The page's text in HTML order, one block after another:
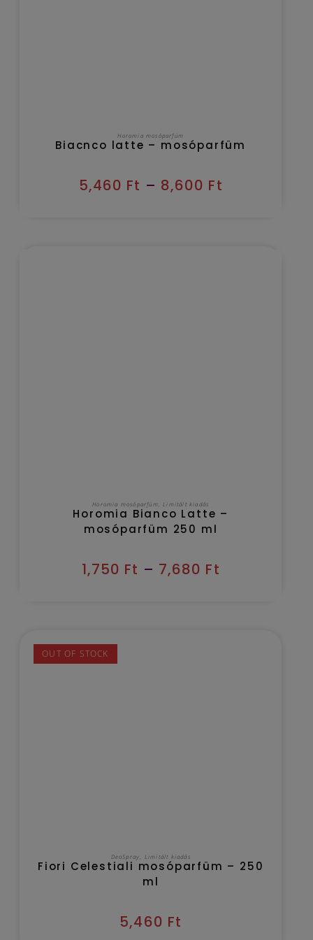
OPCIÓK VÁLASZTÁSA
Horomia mosóparfüm
Biacnco latte – mosóparfüm
5,460 Ft – 8,600 Ft
OPCIÓK VÁLASZTÁSA
Horomia mosóparfüm,Limitált kiadás
Horomia Bianco Latte –
mosóparfüm 250 ml
1,750 Ft – 7,680 Ft
OUT OF STOCK
TOVÁBB OLVASOM
DeoSpray, Limitált kiadás
Fiori Celestiali mosóparfüm – 250
ml
5,460 Ft